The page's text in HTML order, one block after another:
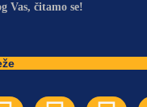
Vas, čitamo se!